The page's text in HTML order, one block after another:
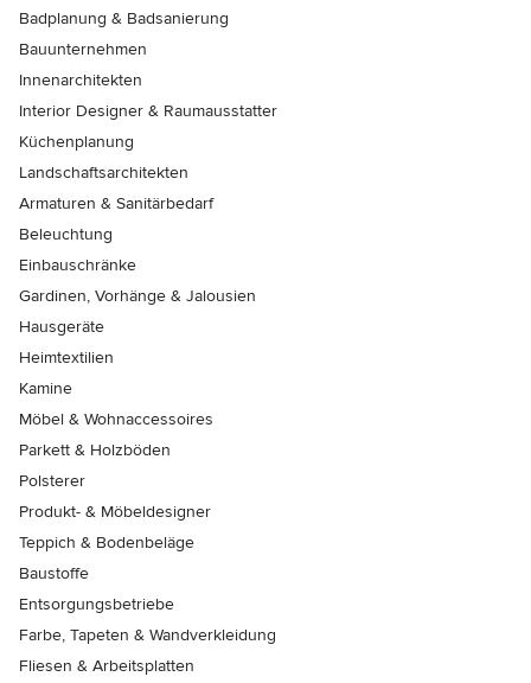
Badplanung & Badsanierung
Bauunternehmen
Innenarchitekten
Interior Designer & Raumausstatter
Küchenplanung
Landschaftsarchitekten
Armaturen & Sanitärbedarf
Beleuchtung
Einbauschränke
Gardinen, Vorhänge & Jalousien
Hausgeräte
Heimtextilien
Kamine
Möbel & Wohnaccessoires
Parkett & Holzböden
Polsterer
Produkt- & Möbeldesigner
Teppich & Bodenbeläge
Baustoffe
Entsorgungsbetriebe
Farbe, Tapeten & Wandverkleidung
Fliesen & Arbeitsplatten